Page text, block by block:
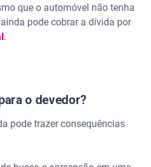
que o automóvel não tenha
pode cobrar a dívida por
.
o devedor?
pode trazer consequências